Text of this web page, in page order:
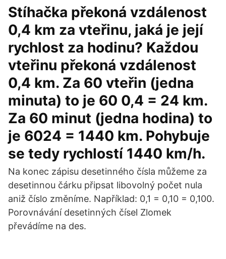
Stíhačka překoná vzdálenost
0,4 km za vteřinu, jaká je její
rychlost za hodinu? Každou
vteřinu překoná vzdálenost
0,4 km. Za 60 vteřin (jedna
minuta) to je 60 0,4 = 24 km.
Za 60 minut (jedna hodina) to
je 6024 = 1440 km. Pohybuje
se tedy rychlostí 1440 km/h.
Na konec zápisu desetinného čísla můžeme za
desetinnou čárku připsat libovolný počet nula
aniž číslo změníme. Například: 0,1 = 0,10 = 0,100.
Porovnávání desetinných čísel Zlomek
převádíme na des.